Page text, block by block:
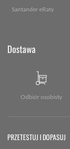
Santander eRaty
Dostawa
Odbiór osobisty
PRZETESTUJ I DOPASUJ